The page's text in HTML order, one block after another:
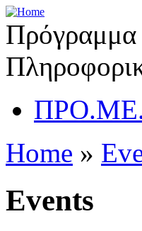
Πρόγραμμα
Home »
Events